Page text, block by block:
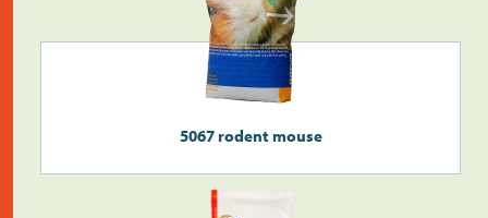
5067 rodent mouse